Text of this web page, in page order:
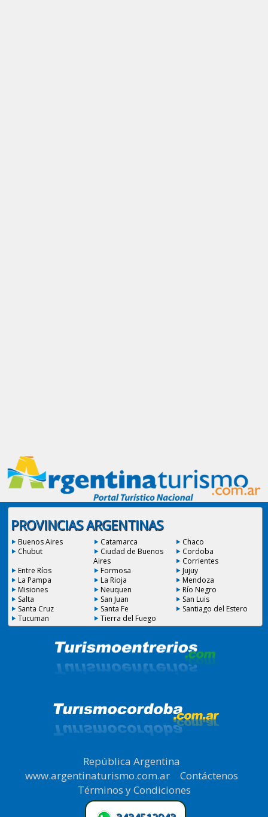
PROVINCIAS ARGENTINAS
Buenos Aires Catamarca
Chaco
Chubut
Ciudad de Buenos
Aires
Cordoba
Corrientes
Entre Ríos
Formosa
Jujuy
La Pampa
La Rioja
Mendoza
Misiones
Neuquen
Río Negro
Salta
San Juan
San Luis
Santa Cruz
Santa Fe
Santiago del Estero
Tucuman
Tierra del Fuego
República Argentina
www.argentinaturismo.com.ar| Contáctenos
Términos y Condiciones